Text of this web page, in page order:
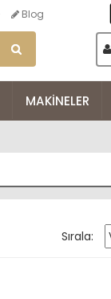
Blog
MAKINELER
Sırala: